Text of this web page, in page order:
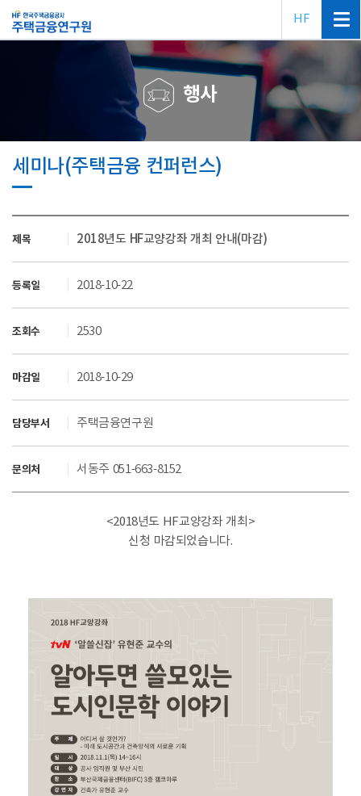
HF
행사
세미나(주택금융 컨퍼런스)
제목 2018년도 HF교양강좌 개최 안내(마감)
등록일 2018-10-22
조회수 2530
마감일 2018-10-29
담당부서 주택금융연구원
문의처 서동주 051-663-8152
<2018년도 HF교양강좌 개최>
신청 마감되었습니다.